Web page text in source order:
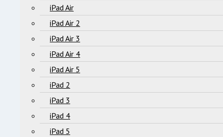
iPad Air
iPad Air 2
iPad Air 3
iPad Air 4
iPad Air 5
iPad 2
iPad 3
iPad 4
iPad 5